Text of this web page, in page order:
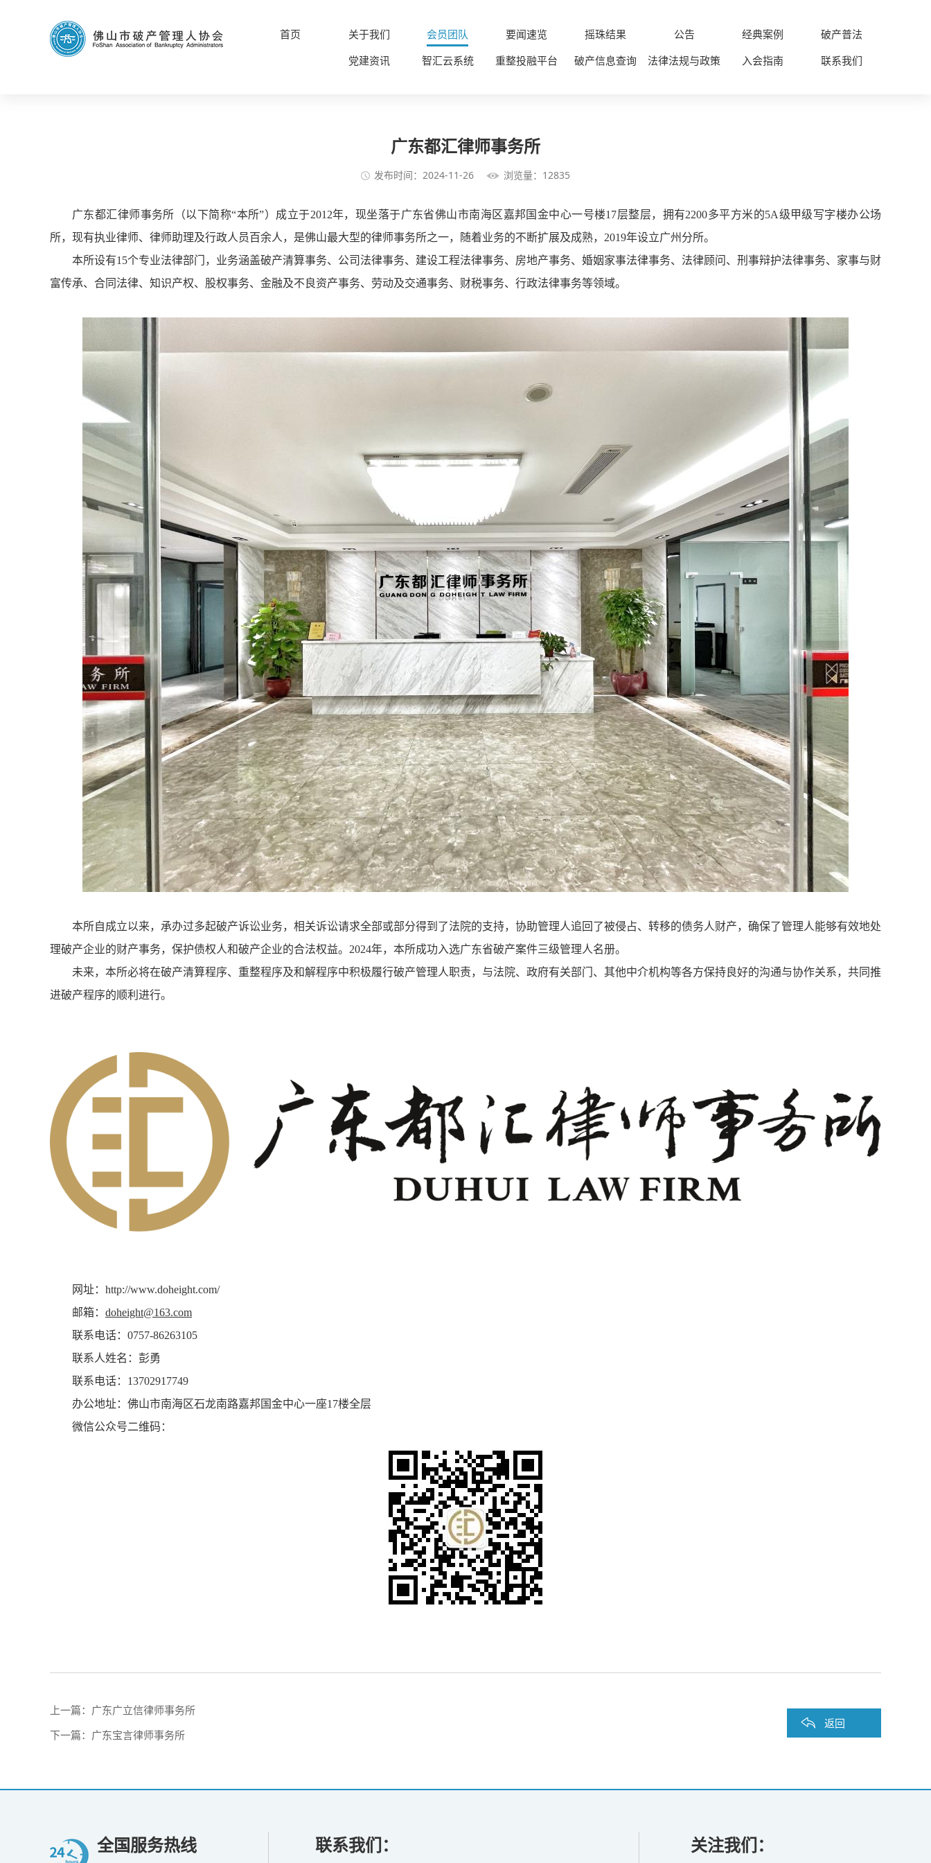
首页 关于我们 会员团队 要闻速览 摇珠结果 公告 经典案例
破产普法
党建资讯
智汇云系统 重整投融平台 破产信息查询 法律法规与政策 入会指南 联系我们
广东都汇律师事务所
发布时间：2024-11-26 浏览量：12835
广东都汇律师事务所（以下简称“本所”）成立于2012年，现坐落于广东省佛山市南海区嘉邦国金中心一号楼17层整层，拥有2200多平方米的5A级甲级写字楼办公场
所，现有执业律师、律师助理及行政人员百余人，是佛山最大型的律师事务所之一，随着业务的不断扩展及成熟，2019年设立广州分所。
本所设有15个专业法律部门，业务涵盖破产清算事务、公司法律事务、建设工程法律事务、房地产事务、婚姻家事法律事务、法律顾问、刑事辩护法律事务、家事与财
富传承、合同法律、知识产权、股权事务、金融及不良资产事务、劳动及交通事务、财税事务、行政法律事务等领域。
本所自成立以来，承办过多起破产诉讼业务，相关诉讼请求全部或部分得到了法院的支持，协助管理人追回了被侵占、转移的债务人财产，确保了管理人能够有效地处
理破产企业的财产事务，保护债权人和破产企业的合法权益。2024年，本所成功入选广东省破产案件三级管理人名册。
未来，本所必将在破产清算程序、重整程序及和解程序中积极履行破产管理人职责，与法院、政府有关部门、其他中介机构等各方保持良好的沟通与协作关系，共同推
进破产程序的顺利进行。
网址：http://www.doheight.com/
邮箱： doheight@163.com
联系电话：0757-86263105
联系人姓名：彭勇
联系电话：13702917749
办公地址：佛山市南海区石龙南路嘉邦国金中心一座17楼全层
微信公众号二维码：
上一篇： 广东广立信律师事务所
下一篇： 广东宝言律师事务所
返回
全国服务热线 联系我们： 关注我们：